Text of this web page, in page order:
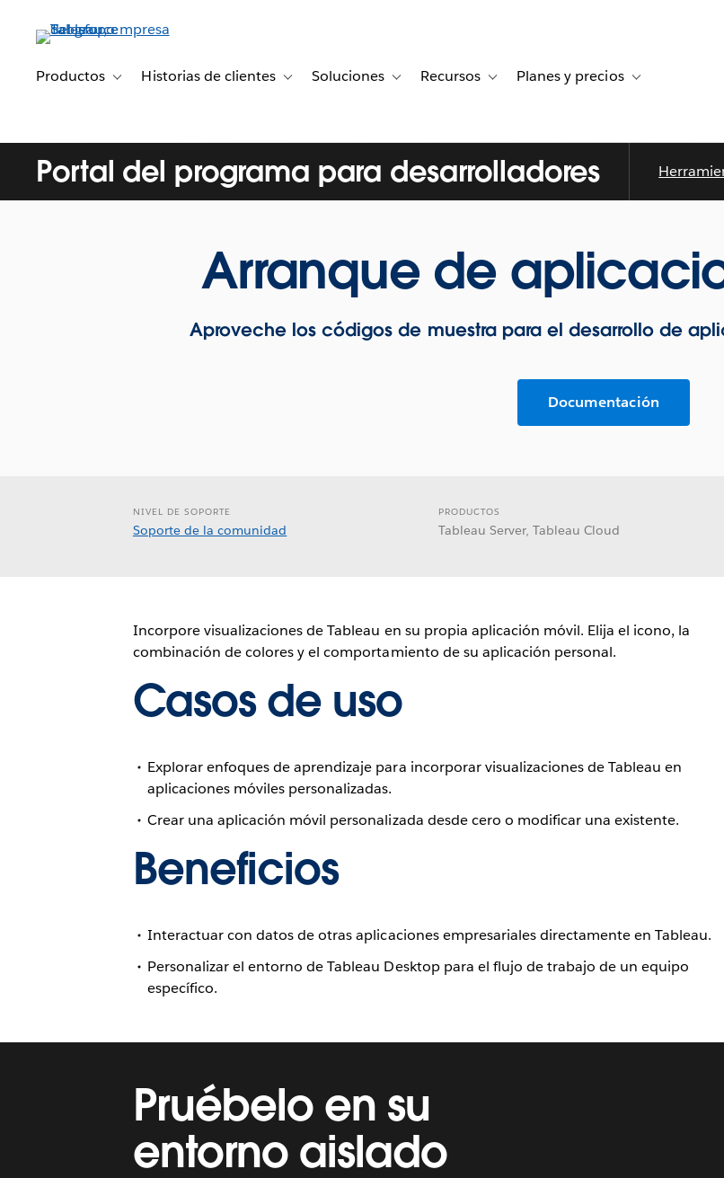
principalProductos Toggle sub-navigation for Productos
Historias de clientes Toggle sub-navigation for Historias de clientes
Soluciones Toggle sub-navigation for Soluciones
Recursos Toggle sub-navigation for Recursos
Planes y precios Toggle sub-
Portal del programa para desarrolladores
Arranque de
Aproveche los códigos de muestra para el desarrollo de
Documentación
NIVEL DE SOPORTE
Soporte de la comunidad
PRODUCTOS
Tableau Server, Tableau Cloud
Incorpore visualizaciones de Tableau en su propia aplicación móvil. Elija el icono, la
combinación de colores y el comportamiento de su aplicación personal.
Casos de uso
Explorar enfoques de aprendizaje para incorporar visualizaciones de Tableau en
aplicaciones móviles personalizadas.
Crear una aplicación móvil personalizada desde cero o modificar una existente.
Beneficios
Interactuar con datos de otras aplicaciones empresariales directamente en Tableau.
Personalizar el entorno de Tableau Desktop para el flujo de trabajo de un equipo
específico.
Pruébelo en su
entorno aislado